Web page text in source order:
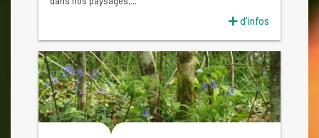
d'infos